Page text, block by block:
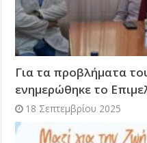
Για τα προβλήματα
ενημερώθηκε το
18 Σεπτεμβρίου 2025